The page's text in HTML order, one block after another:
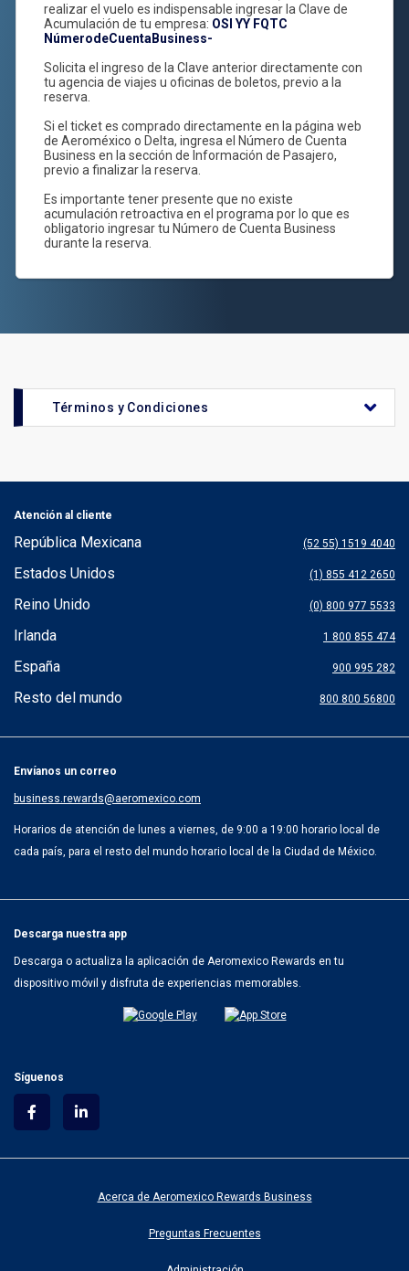
Para que los viajes de negocios se registren
automáticamente en la Cuenta Business, antes de
realizar el vuelo es indispensable ingresar la Clave de
NúmerodeCuentaBusiness-
Solicita el ingreso de la Clave anterior directamente con
reserva.
Si el ticket es comprado directamente en la página web
de Aeroméxico o Delta, ingresa el Número de Cuenta
previo a finalizar la reserva.
Es importante tener presente que no existe
acumulación retroactiva en el programa por lo que es
Atención al cliente
República Mexicana (52 55) 1519 4040
Estados Unidos (1) 855 412 2650
Reino Unido (0) 800 977 5533
Irlanda 1 800 855 474
España 900 995 282
Envíanos un correo
business.rewards@aeromexico.com
Horarios de atención de lunes a viernes, de 9:00 a 19:00 horario local de
Descarga nuestra app
Descarga o actualiza la aplicación de Aeromexico Rewards en tu
dispositivo móvil y disfruta de experiencias memorables.
Síguenos
Acerca de Aeromexico Rewards Business
Preguntas Frecuentes